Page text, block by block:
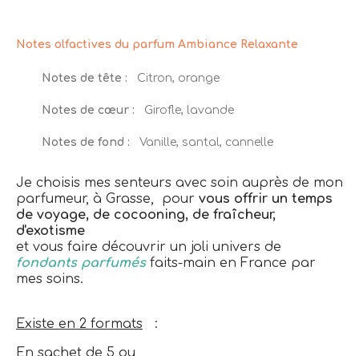
Notes olfactives du parfum Ambiance Relaxante
Notes de tête : Citron, orange
Notes de cœur : Girofle, lavande
Notes de fond : Vanille, santal, cannelle
Je choisis mes senteurs avec soin auprès de mon
parfumeur, à Grasse, pour vous offrir un temps
de voyage, de cocooning, de fraîcheur,
d'exotisme
et vous faire découvrir un joli univers de
fondants parfumésfaits-main en France par
mes soins.
Existe en 2 formats :
En sachet de 5 ou